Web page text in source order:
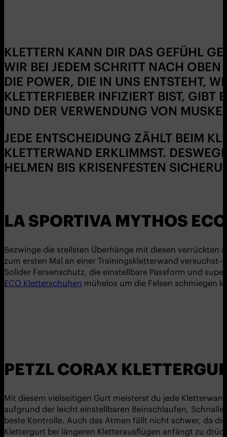
KLETTERN KANN DIR DAS GEFÜHL
WIR BEI JEDEM SCHRITT NACH
DIE POWER, DIE IN UNS ENTSTEHT,
KLETTERFIEBER INFIZIERT BIST, GIBT
UND DER VERWENDUNG VON
JEDE ENTSCHEIDUNG ZÄHLT BEIM
KLETTERWAND ERKLIMMST.
HELMEN BIS KRISENFESTEN
LA SPORTIVA MYTHOS
Bezwinge die steilsten Überhänge mit diesen
zum ersten Mal an einer Trainingskletterwand
Solider Fersenschutz, die einstellbare Passform und
ECO Kletterschuhen mühelos um die Felsen schmiegen
PETZL CORAX
Mit diesem vielseitigen Gurt meisterst du jede
aufgrund der leicht einstellbaren Beinschlaufen,
beste Kontrolle. Auch das Atmen fällt nicht schwer, da
Klettergurt bei längeren Kletterausflügen anfängt zu